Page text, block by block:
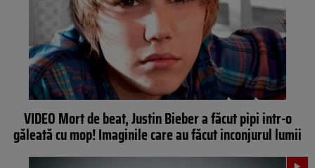
VIDEO Mort de beat, Justin Bieber a făcut pipi intr-o
găleată cu mop! Imaginile care au făcut inconjurul lumii